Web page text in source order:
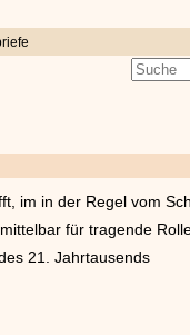
im in der Regel vom
für tragende
21. Jahrtausends